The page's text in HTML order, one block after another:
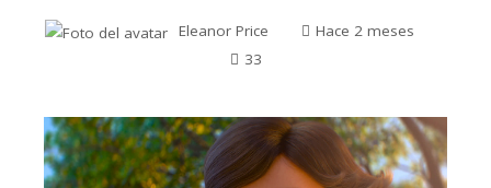
Eleanor Price
Hace 2 meses
33